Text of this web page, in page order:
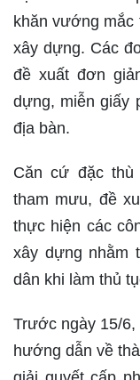
khăn vướng mắc
xây dựng. Các
đề xuất đơn
dựng, miễn giấy
địa bàn.
Căn cứ đặc
tham mưu, đề
thực hiện các
xây dựng nhằm
dân khi làm thủ
Trước ngày 15/
hướng dẫn về